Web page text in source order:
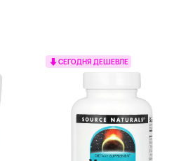
СЕГОДНЯ ДЕШЕВЛЕ